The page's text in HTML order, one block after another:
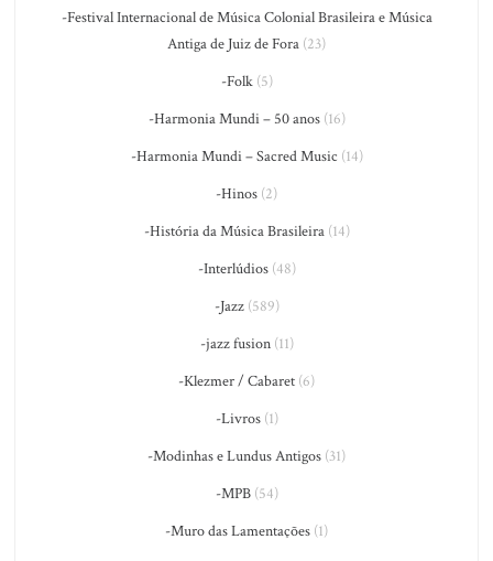
-Festival Internacional de Música Colonial Brasileira e Música
Antiga de Juiz de Fora (23)
-Folk(5)
-Harmonia Mundi – 50 anos(16)
-Harmonia Mundi – Sacred Music (14)
-Hinos (2)
-História da Música Brasileira(14)
-Interlúdios(48)
-Jazz(589)
-jazz fusion(11)
-Klezmer / Cabaret (6)
-Livros(1)
-Modinhas e Lundus Antigos (31)
-MPB(54)
-Muro das Lamentações (1)